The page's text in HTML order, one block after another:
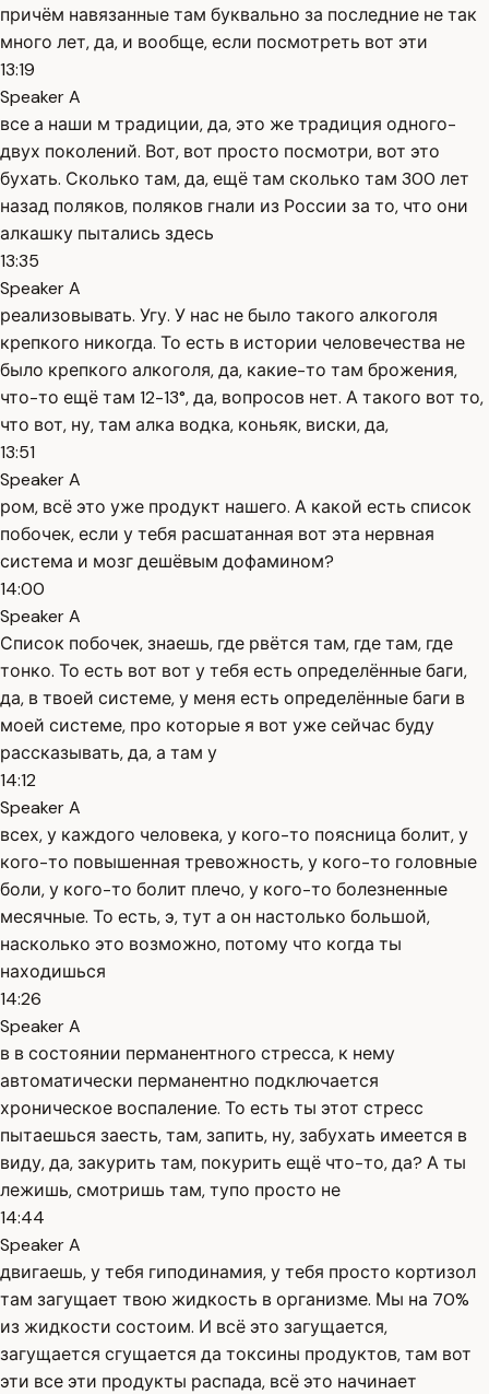
причём навязанные там буквально за последние не так
много лет, да, и вообще, если посмотреть вот эти
13:19
Speaker A
все а наши м традиции, да, это же традиция одного-
двух поколений. Вот, вот просто посмотри, вот это
бухать. Сколько там, да, ещё там сколько там 300 лет
назад поляков, поляков гнали из России за то, что они
алкашку пытались здесь
13:35
Speaker A
реализовывать. Угу. У нас не было такого алкоголя
крепкого никогда. То есть в истории человечества не
было крепкого алкоголя, да, какие-то там брожения,
что-то ещё там 12-13°, да, вопросов нет. А такого вот то,
что вот, ну, там алка водка, коньяк, виски, да,
13:51
Speaker A
ром, всё это уже продукт нашего. А какой есть список
побочек, если у тебя расшатанная вот эта нервная
система и мозг дешёвым дофамином?
14:00
Speaker A
Список побочек, знаешь, где рвётся там, где там, где
тонко. То есть вот вот у тебя есть определённые баги,
да, в твоей системе, у меня есть определённые баги в
моей системе, про которые я вот уже сейчас буду
рассказывать, да, а там у
14:12
Speaker A
всех, у каждого человека, у кого-то поясница болит, у
кого-то повышенная тревожность, у кого-то головные
боли, у кого-то болит плечо, у кого-то болезненные
месячные. То есть, э, тут а он настолько большой,
насколько это возможно, потому что когда ты
находишься
14:26
Speaker A
в в состоянии перманентного стресса, к нему
автоматически перманентно подключается
хроническое воспаление. То есть ты этот стресс
пытаешься заесть, там, запить, ну, забухать имеется в
виду, да, закурить там, покурить ещё что-то, да? А ты
лежишь, смотришь там, тупо просто не
14:44
Speaker A
двигаешь, у тебя гиподинамия, у тебя просто кортизол
там загущает твою жидкость в организме. Мы на 70%
из жидкости состоим. И всё это загущается,
загущается сгущается да токсины продуктов, там вот
эти все эти продукты распада, всё это начинает